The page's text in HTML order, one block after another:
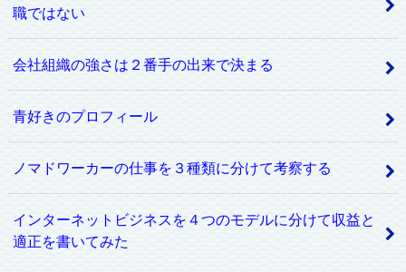
職ではない
会社組織の強さは２番手の出来で決まる
青好きのプロフィール
ノマドワーカーの仕事を３種類に分けて考察する
インターネットビジネスを４つのモデルに分けて収益と
適正を書いてみた